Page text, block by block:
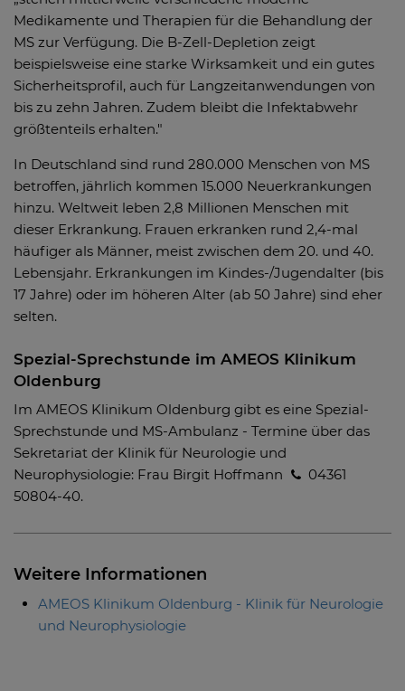
Medikamente und Therapien für die Behandlung der
MS zur Verfügung. Die B-Zell-Depletion zeigt
beispielsweise eine starke Wirksamkeit und ein gutes
Sicherheitsprofil, auch für Langzeitanwendungen von
bis zu zehn Jahren. Zudem bleibt die Infektabwehr
größtenteils erhalten."
In Deutschland sind rund 280.000 Menschen von MS
betroffen, jährlich kommen 15.000 Neuerkrankungen
hinzu. Weltweit leben 2,8 Millionen Menschen mit
dieser Erkrankung. Frauen erkranken rund 2,4-mal
häufiger als Männer, meist zwischen dem 20. und 40.
Lebensjahr. Erkrankungen im Kindes-/Jugendalter (bis
17 Jahre) oder im höheren Alter (ab 50 Jahre) sind eher
selten.
Spezial-Sprechstunde im AMEOS Klinikum
Oldenburg
Im AMEOS Klinikum Oldenburg gibt es eine Spezial-
Sprechstunde und MS-Ambulanz - Termine über das
Sekretariat der Klinik für Neurologie und
Neurophysiologie: Frau Birgit Hoffmann
04361
50804-40.
Weitere Informationen
AMEOS Klinikum Oldenburg - Klinik für Neurologie
und Neurophysiologie